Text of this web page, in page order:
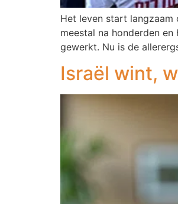
Het leven start langzaam
meestal na honderden
gewerkt. Nu is de
Israël wint,